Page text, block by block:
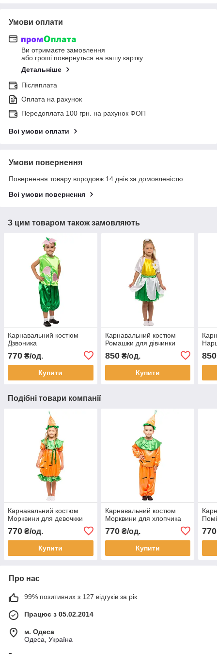
Умови оплати
Ви отримаєте замовлення
або гроші повернуться на вашу картку
Детальніше
Післяплата
Оплата на рахунок
Передоплата 100 грн. на рахунок ФОП
Всі умови оплати
Умови повернення
Повернення товару впродовж 14 днів за домовленістю
Всі умови повернення
З цим товаром також замовляють
Карнавальний костюм
Дзвоника
770 ₴/од.
Купити
Карнавальний костюм
Ромашки для дівчинки
850₴/од.
Купити
850
Подібні товари компанії
Карнавальний костюм
Морквини для девочкки
770 ₴/од.
Купити
Карнавальний костюм
Морквини для хлопчика
770₴/од.
Купити
770
Про нас
99% позитивних з 127 відгуків за рік
Працює з 05.02.2014
м. Одеса
Одеса, Україна